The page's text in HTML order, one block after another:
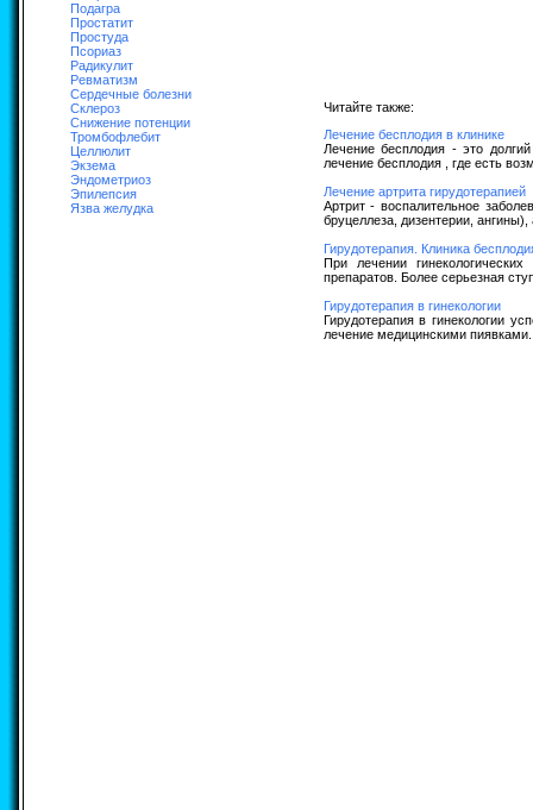
Подагра
Простатит
Простуда
Псориаз
Радикулит
Ревматизм
Сердечные болезни
Склероз
Снижение потенции
Тромбофлебит
Целлюлит
Экзема
Эндометриоз
Эпилепсия
Язва желудка
Читайте также:
Лечение бесплодия в клинике
Лечение бесплодия - это
лечение бесплодия , где есть
Лечение артрита гирудотерапией
Артрит - воспалительное
бруцеллеза, дизентерии,
Гирудотерапия. Клиника
При лечении
препаратов. Более серьезная
Гирудотерапия в гинекологии
Гирудотерапия в гинекологии
лечение медицинскими